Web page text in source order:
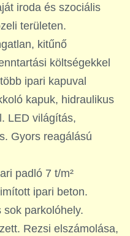
iroda és szociális
területen.
kitűnő
költségekkel
ipari kapuval
kapuk, hidraulikus
LED világítás,
Gyors reagálású
padló 7 t/m²
ipari beton.
parkolóhely.
Rezsi elszámolása,